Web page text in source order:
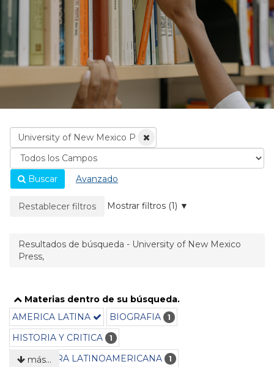
Buscar
Avanzado
La página se recargará cuando se elimine un filtro.
Restablecer filtros Mostrar filtros (1)
Resultados de búsqueda - University of New Mexico
Press,
Materias dentro de su búsqueda.
AMERICA LATINA
BIOGRAFIA 1
HISTORIA Y CRITICA 1
LITERATURA LATINOAMERICANA 1
más…